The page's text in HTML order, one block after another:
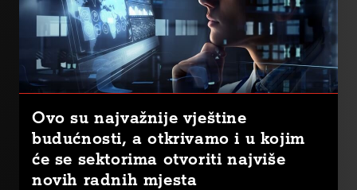
Ovo su najvažnije vještine
budućnosti, a otkrivamo i u kojim
će se sektorima otvoriti najviše
novih radnih mjesta